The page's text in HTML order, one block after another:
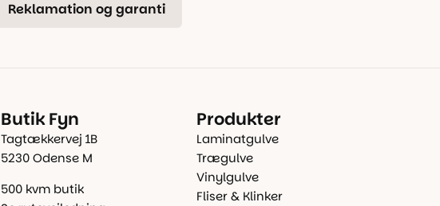
Reklamation og garanti
Butik Fyn
Tagtækkervej 1B
5230 Odense M
500 kvm butik
Produkter
Laminatgulve
Trægulve
Vinylgulve
Fliser & Klinker